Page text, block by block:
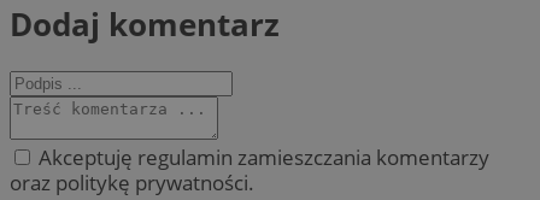
Dodaj komentarz
Akceptuję regulamin zamieszczania komentarzy
oraz politykę prywatności.